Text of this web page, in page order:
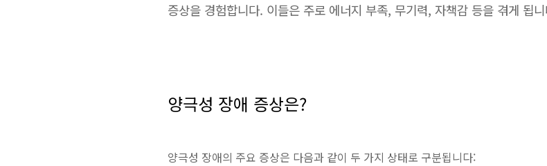
증상을 경험합니다. 이들은 주로 에너지 부족, 무기력, 자책감 등을 겪게 됩
양극성 장애 증상은?
양극성 장애의 주요 증상은 다음과 같이 두 가지 상태로 구분됩니다: